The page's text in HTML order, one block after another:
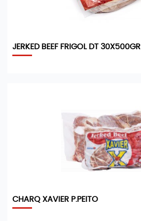
JERKED BEEF FRIGOL DT 30X500GR
CHARQ XAVIER P.PEITO